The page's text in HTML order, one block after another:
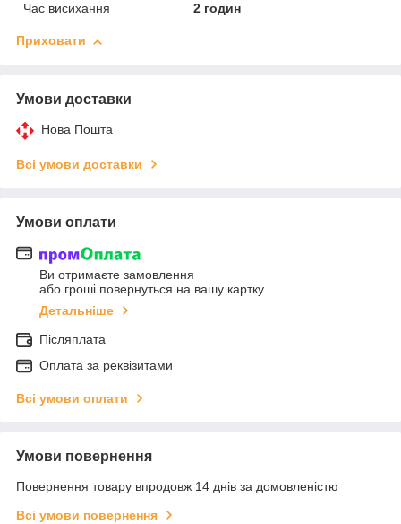
Час висихання
2 годин
Приховати
Умови доставки
Нова Пошта
Всі умови доставки
Умови оплати
Ви отримаєте замовлення
або гроші повернуться на вашу картку
Детальніше
Післяплата
Оплата за реквізитами
Всі умови оплати
Умови повернення
Повернення товару впродовж 14 днів за домовленістю
Всі умови повернення